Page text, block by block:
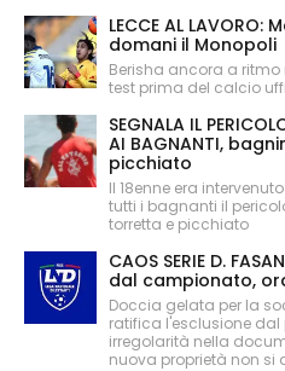
LECCE AL
domani il Monopoli
Berisha ancora a
test prima del calcio
SEGNALA IL
AI BAGNANTI,
picchiato
Il 18enne era
tutti i bagnanti il
torretta e picchiato
CAOS SERIE D.
dal campionato,
Doccia gelata per la
ratifica l'esclusione
irregolarità nella
nuova proprietà non si